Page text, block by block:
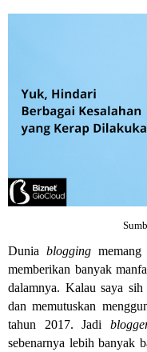
Dunia blogging
memberikan banyak
dalamnya. Kalau saya
dan memutuskan
tahun 2017. Jadi
sebenarnya lebih banyak